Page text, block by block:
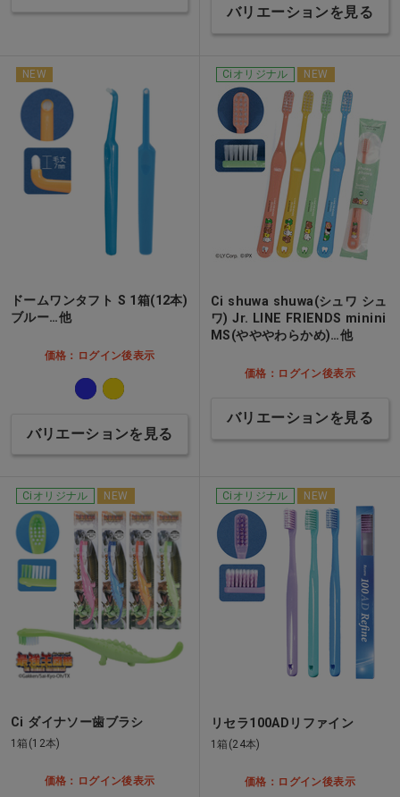
バリエーションを見る
NEW
ドームワンタフト S 1箱(12本)
ブルー…他
価格：ログイン後表示
バリエーションを見る
Ciオリジナル NEW
Ci shuwa shuwa(シュワ シュ
ワ) Jr. LINE FRIENDS minini
MS(やややわらかめ)…他
価格：ログイン後表示
バリエーションを見る
Ciオリジナル NEW
Ci ダイナソー歯ブラシ
1箱(12本)
価格：ログイン後表示
Ciオリジナル NEW
リセラ100ADリファイン
1箱(24本)
価格：ログイン後表示